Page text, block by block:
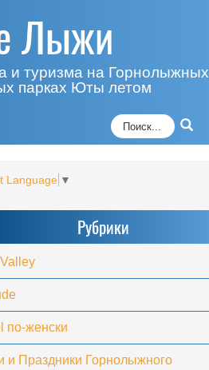
Лыжи
и туризма на Горнолыжных
парках Юты летом
Language ▼
Рубрики
по-женски
и Праздники Горнолыжного